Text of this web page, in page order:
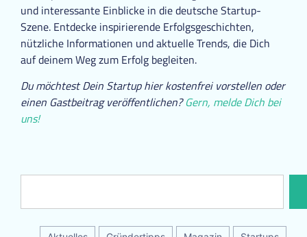
und interessante Einblicke in die deutsche Startup-
Szene. Entdecke inspirierende Erfolgsgeschichten,
nützliche Informationen und aktuelle Trends, die Dich
auf deinem Weg zum Erfolg begleiten.
Du möchtest Dein Startup hier kostenfrei vorstellen oder
einen Gastbeitrag veröffentlichen?Gern, melde Dich bei
uns!